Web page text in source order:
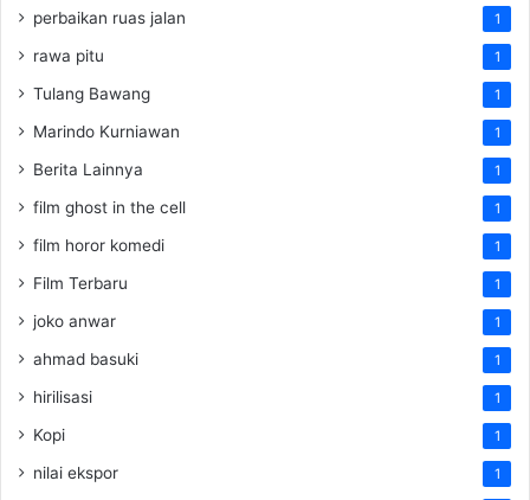
perbaikan ruas jalan 1
rawa pitu 1
Tulang Bawang 1
Marindo Kurniawan 1
Berita Lainnya 1
film ghost in the cell 1
film horor komedi 1
Film Terbaru 1
joko anwar 1
ahmad basuki 1
hirilisasi 1
Kopi 1
nilai ekspor 1